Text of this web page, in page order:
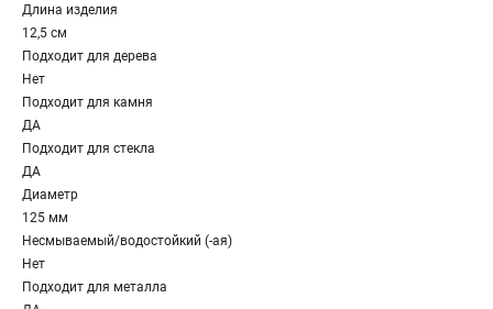
Длина изделия
12,5 см
Подходит для дерева
Нет
Подходит для камня
ДА
Подходит для стекла
ДА
Диаметр
125 мм
Несмываемый/водостойкий (-ая)
Нет
Подходит для металла